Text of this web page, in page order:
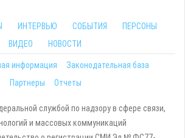
ИНТЕРВЬЮ СОБЫТИЯ
ПЕРСОНЫ
ВИДЕО НОВОСТИ
информация
Законодательная база
Партнеры Отчеты
службой по надзору в сфере связи,
и массовых коммуникаций